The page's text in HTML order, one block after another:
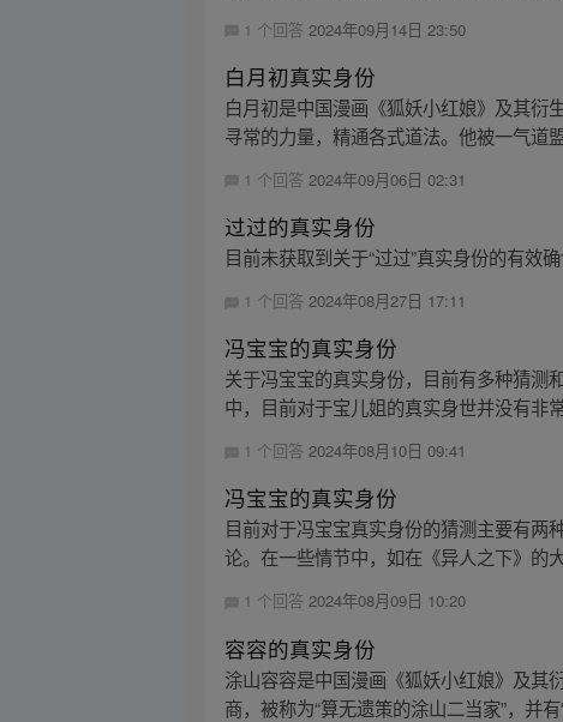
1 个回答 2024年09月14日 23:50
白月初真实身份
白月初是中国漫画《狐妖小红娘》及其衍
寻常的力量，精通各式道法。他被一气道
1 个回答 2024年09月06日 02:31
过过的真实身份
目前未获取到关于“过过”真实身份的有效
1 个回答2024年08月27日 17:11
冯宝宝的真实身份
关于冯宝宝的真实身份，目前有多种猜测
中，目前对于宝儿姐的真实身世并没有非
1 个回答2024年08月10日 09:41
冯宝宝的真实身份
目前对于冯宝宝真实身份的猜测主要有两
论。在一些情节中，如在《异人之下》的
1 个回答2024年08月09日 10:20
容容的真实身份
涂山容容是中国漫画《狐妖小红娘》及其
商，被称为“算无遗策的涂山二当家”，并